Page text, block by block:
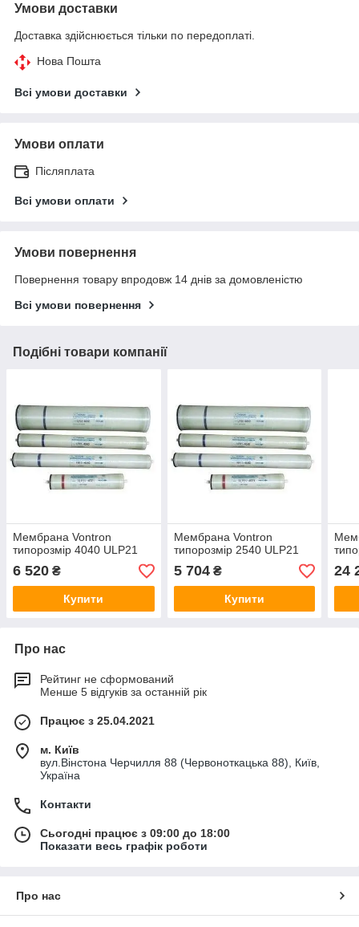
Умови доставки
Доставка здійснюється тільки по передоплаті.
Нова Пошта
Всі умови доставки
Умови оплати
Післяплата
Всі умови оплати
Умови повернення
Повернення товару впродовж 14 днів за домовленістю
Всі умови повернення
Подібні товари компанії
Мембрана Vontron
типорозмір 4040 ULP21
6 520 ₴
Купити
Мембрана Vontron
типорозмір 2540 ULP21
5 704₴
Купити
24
Про нас
Рейтинг не сформований
Менше 5 відгуків за останній рік
Працює з 25.04.2021
м. Київ
вул.Вінстона Черчилля 88 (Червоноткацька 88), Київ,
Україна
Контакти
Сьогодні працює з 09:00 до 18:00
Показати весь графік роботи
Про нас